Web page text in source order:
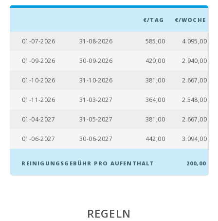
€/TAG €/WOCHE
01-07-2026 31-08-2026 585,00 4.095,00
01-09-2026 30-09-2026 420,00 2.940,00
01-10-2026 31-10-2026 381,00 2.667,00
01-11-2026 31-03-2027 364,00 2.548,00
01-04-2027 31-05-2027 381,00 2.667,00
01-06-2027 30-06-2027 442,00 3.094,00
REINIGUNGSGEBÜHR PRO AUFENTHALT 200,00
REGELN